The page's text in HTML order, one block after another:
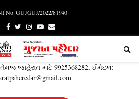
No. GUJGUJ/2022/81940
Facebook
TwitterInstagram
YoutubeEmail
જાહેરાત માટે 9925368282, ઈમેઇલ: